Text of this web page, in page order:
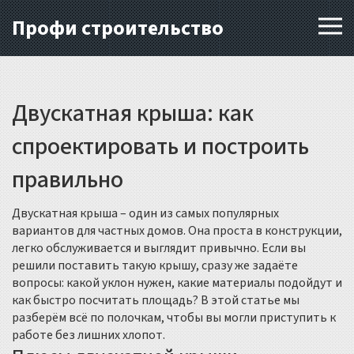
Профи строительство
Двускатная крыша: как
спроектировать и построить
правильно
Двускатная крыша – один из самых популярных
вариантов для частных домов. Она проста в конструкции,
легко обслуживается и выглядит привычно. Если вы
решили поставить такую крышу, сразу же задаёте
вопросы: какой уклон нужен, какие материалы подойдут и
как быстро посчитать площадь? В этой статье мы
разберём всё по полочкам, чтобы вы могли приступить к
работе без лишних хлопот.